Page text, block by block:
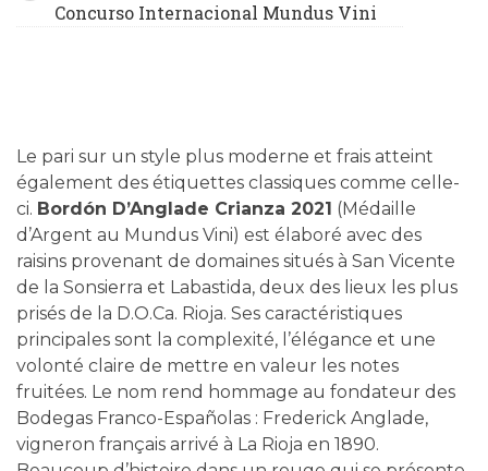
Concurso Internacional Mundus Vini
Le pari sur un style plus moderne et frais atteint
également des étiquettes classiques comme celle-
ci. Bordón D’Anglade Crianza 2021 (Médaille
d’Argent au Mundus Vini) est élaboré avec des
raisins provenant de domaines situés à San Vicente
de la Sonsierra et Labastida, deux des lieux les plus
prisés de la D.O.Ca. Rioja. Ses caractéristiques
principales sont la complexité, l’élégance et une
volonté claire de mettre en valeur les notes
fruitées. Le nom rend hommage au fondateur des
Bodegas Franco-Españolas : Frederick Anglade,
vigneron français arrivé à La Rioja en 1890.